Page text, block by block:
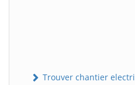
Trouver chantier